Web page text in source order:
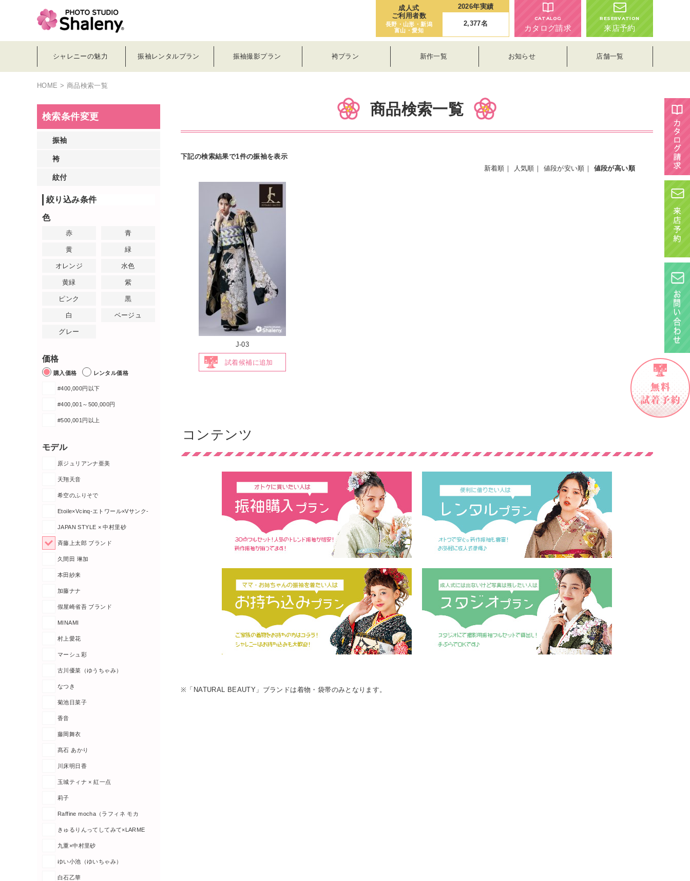
成人式
ご利用者数
長野・山形・新潟
富山・愛知
2026年実績
2,377名
CATALOG
カタログ請求
RESERVATION
来店予約
シャレニーの魅力 振袖レンタルプラン 振袖撮影プラン 袴プラン 新作一覧 お知らせ 店舗一覧
HOME > 商品検索一覧
商品検索一覧
下記の検索結果で1件の振袖を表示
新着順 ｜ 人気順 ｜ 値段が安い順 ｜ 値段が高い順
J-03
試着候補に追加
コンテンツ
※「NATURAL BEAUTY」ブランドは着物・袋帯のみとなります。
検索条件変更
振袖
袴
紋付
絞り込み条件
色
赤 青
黄 緑
オレンジ 水色
黄緑 紫
ピンク 黒
白 ベージュ
グレー
価格
購入価格 レンタル価格
#400,000円以下
#400,001～500,000円
#500,001円以上
モデル
原ジュリアンナ亜美
天翔天音
希空のふりそで
Etoile×Vcinq-エトワール×Vサンク-
JAPAN STYLE × 中村里砂
斉藤上太郎 ブランド
久間田 琳加
本田紗来
加藤ナナ
假屋崎省吾 ブランド
MINAMI
村上愛花
マーシュ彩
古川優菜（ゆうちゃみ）
なつき
菊池日菜子
香音
藤岡舞衣
髙石 あかり
川床明日香
玉城ティナ × 紅一点
莉子
Raffine mocha（ラフィネ モカ
きゅるりんってしてみて×LARME
九重×中村里砂
ゆい小池（ゆいちゃみ）
白石乙華